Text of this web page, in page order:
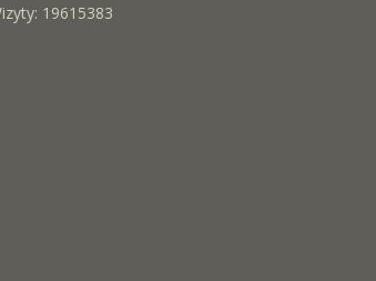
19615383